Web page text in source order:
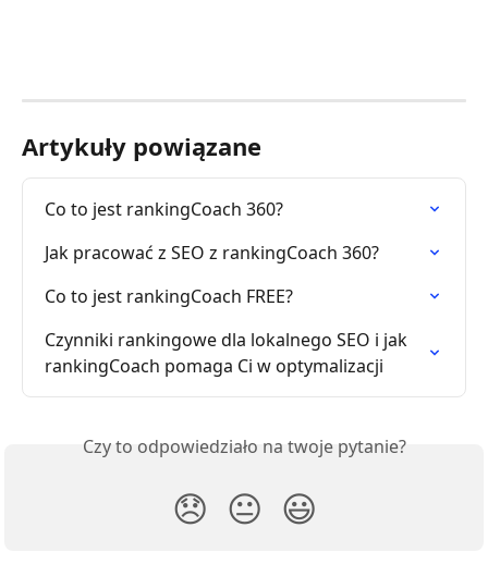
Artykuły powiązane
Co to jest rankingCoach 360?
Jak pracować z SEO z rankingCoach 360?
Co to jest rankingCoach FREE?
Czynniki rankingowe dla lokalnego SEO i jak
rankingCoach pomaga Ci w optymalizacji
Czy to odpowiedziało na twoje pytanie?
😞 😐 😃